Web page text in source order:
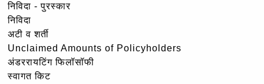
निविदा - पुरस्कार
निविदा
अटी व शर्ती
Unclaimed Amounts of Policyholders
अंडररायटिंग फिलॉसॉफी
स्वागत किट